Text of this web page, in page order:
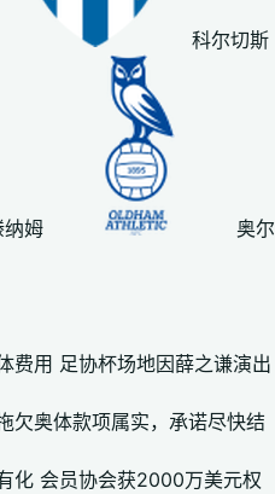
科尔切斯
纳姆
奥尔
费用 足协杯场地因薛之谦演出
欠奥体款项属实，承诺尽快结
化 会员协会获2000万美元权